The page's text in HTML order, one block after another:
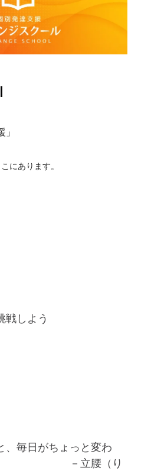
にあります。
戦しよう
、毎日がちょっと変わ
腰（り